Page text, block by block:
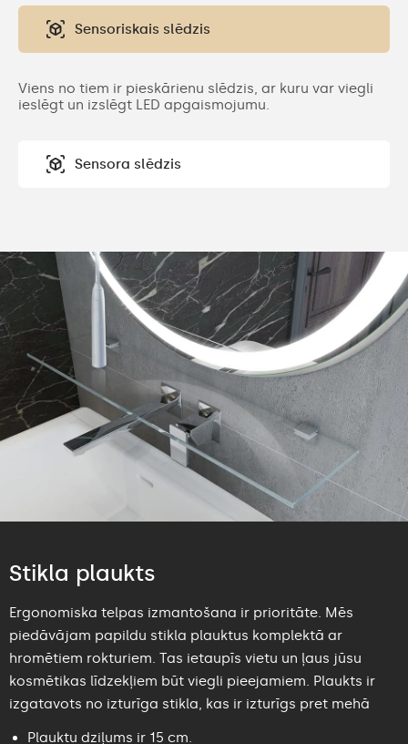
Sensoriskais slēdzis
Viens no tiem ir pieskārienu slēdzis, ar kuru var viegli
ieslēgt un izslēgt LED apgaismojumu.
Sensora slēdzis
Stikla plaukts
Ergonomiska telpas izmantošana ir prioritāte. Mēs
piedāvājam papildu stikla plauktus komplektā ar
hromētiem rokturiem. Tas ietaupīs vietu un ļaus jūsu
kosmētikas līdzekļiem būt viegli pieejamiem. Plaukts ir
izgatavots no izturīga stikla, kas ir izturīgs pret mehā
Plauktu dziļums ir 15 cm.